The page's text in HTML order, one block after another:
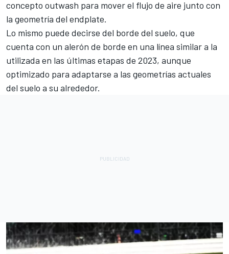
concepto outwash para mover el flujo de aire junto con
la geometría del endplate.
Lo mismo puede decirse del borde del suelo, que
cuenta con un alerón de borde en una línea similar a la
utilizada en las últimas etapas de 2023, aunque
optimizado para adaptarse a las geometrías actuales
del suelo a su alrededor.